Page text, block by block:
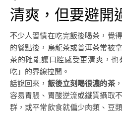
清爽，但要避開
不少人習慣在吃完飯後喝茶，覺
的餐點後，烏龍茶或普洱茶常被
茶的確能讓口腔感受更清爽，
吃」的界線拉開。
話說回來， 飯後立刻喝很濃的茶
容易胃脹、胃酸逆流或鐵質攝取
群，或平常飲食就偏少肉類、豆